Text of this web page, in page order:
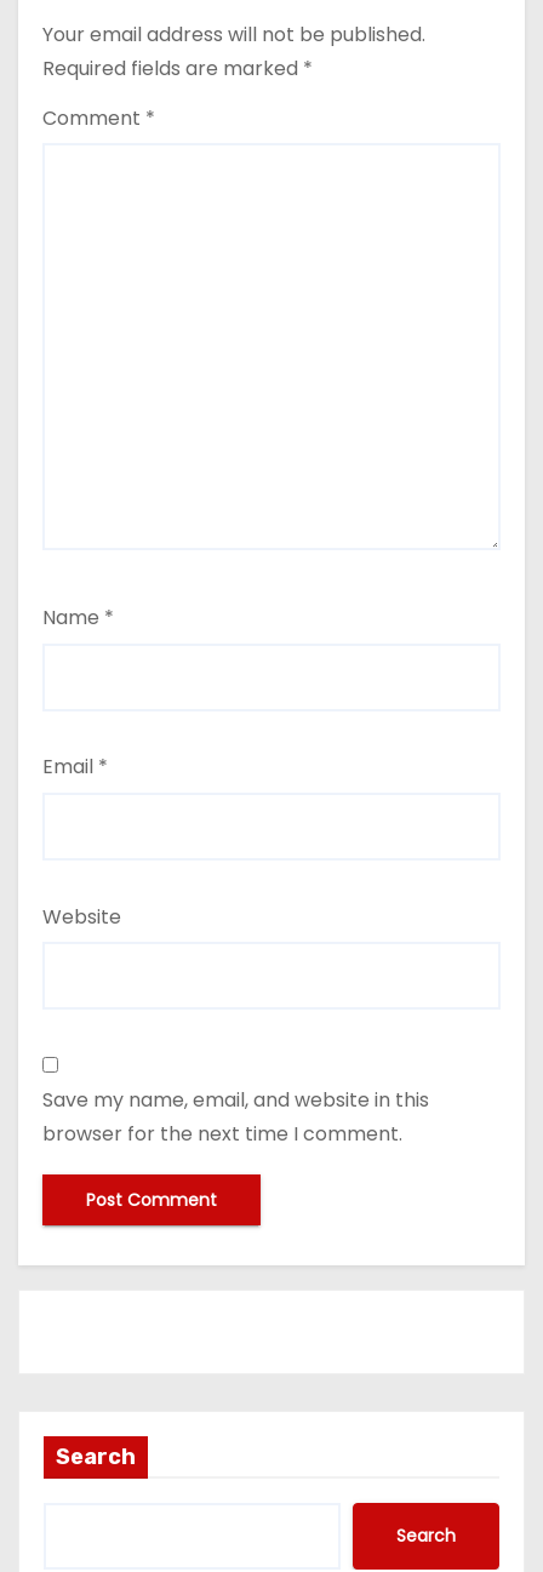
Your email address will not be published.
Required fields are marked *
Comment *
Name *
Email *
Website
Save my name, email, and website in this
browser for the next time I comment.
Search
Search